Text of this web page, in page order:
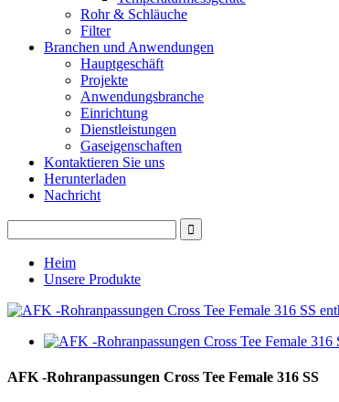
Rohr & Schläuche
Filter
Branchen und Anwendungen
Hauptgeschäft
Projekte
Anwendungsbranche
Einrichtung
Dienstleistungen
Gaseigenschaften
Kontaktieren Sie uns
Herunterladen
Nachricht
Heim
Unsere Produkte
AFK -Rohranpassungen Cross Tee Female 316 SS